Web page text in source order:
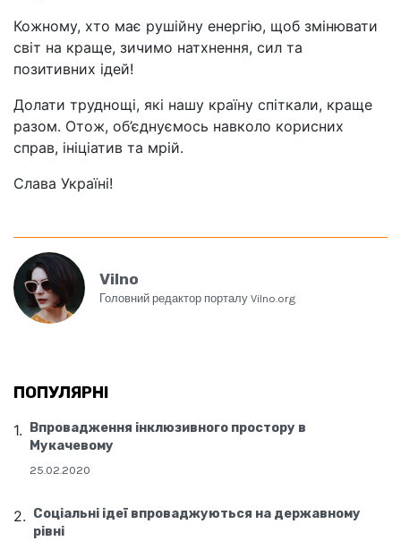
Кожному, хто має рушійну енергію, щоб змінювати
світ на краще, зичимо натхнення, сил та
позитивних ідей!
Долати труднощі, які нашу країну спіткали, краще
разом. Отож, об’єднуємось навколо корисних
справ, ініціатив та мрій.
Слава Україні!
Vilno
Головний редактор порталу Vilno.org
ПОПУЛЯРНІ
Впровадження інклюзивного простору в
Мукачевому
25.02.2020
Соціальні ідеї впроваджуються на державному
рівні